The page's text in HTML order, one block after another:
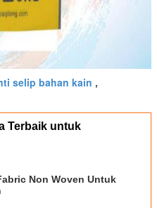
selip bahan kain ,
Terbaik untuk
Non Woven Untuk